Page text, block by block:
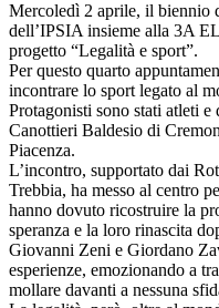
Mercoledì 2 aprile, il biennio
dell’IPSIA insieme alla 3A
progetto “Legalità e sport”.
Per questo quarto
incontrare lo sport legato al
Protagonisti sono stati atleti
Canottieri Baldesio di
Piacenza.
L’incontro, supportato dai
Trebbia, ha messo al centro
hanno dovuto ricostruire la
speranza e la loro rinascita
Giovanni Zeni e Giordano
esperienze, emozionando a
mollare davanti a nessuna